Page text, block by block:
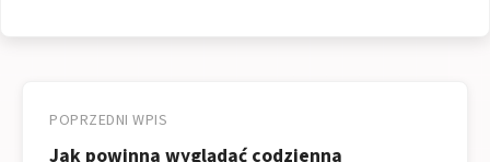
wpisu
POPRZEDNI WPIS
Jak powinna wyglądać codzienna